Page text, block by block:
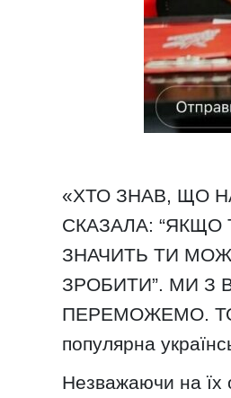
«ХТО ЗНАВ, ЩО
СКАЗАЛА: “ЯКЩО
ЗНАЧИТЬ ТИ
ЗРОБИТИ”. МИ З
ПЕРЕМОЖЕМО.
популярна
Незважаючи на їх